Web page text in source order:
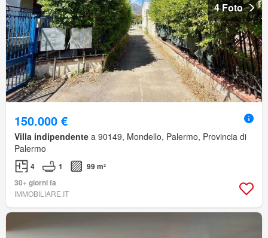
4 Foto
150.000 €
Villa indipendente a 90149, Mondello, Palermo, Provincia di
Palermo
4 1
99 m²
30+ giorni fa
IMMOBILIARE.IT